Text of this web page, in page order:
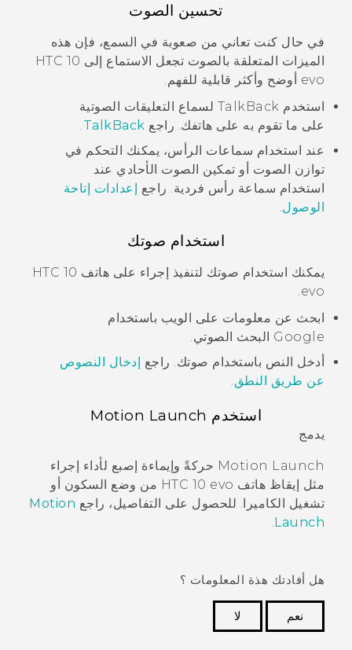
تحسين الصوت
في حال كنت تعاني من صعوبة في السمع، فإن هذه
الميزات المتعلقة بالصوت تجعل الاستماع إلى HTC 10
evo أوضح وأكثر قابلية للفهم.
استخدم TalkBack لسماع التعليقات الصوتية
على ما تقوم به على هاتفك. راجع TalkBack
عند استخدام سماعات الرأس، يمكنك التحكم في
توازن الصوت أو تمكين الصوت الأحادي عند
استخدام سماعة رأس فردية. راجع إعدادات إتاحة
الوصول
استخدام صوتك
يمكنك استخدام صوتك لتنفيذ إجراء على هاتف HTC 10
evo
.
ابحث عن معلومات على الويب باستخدام
Google البحث الصوتي.
أدخل النص باستخدام صوتك. راجع إدخال النصوص
عن طريق النطق.
استخدم Motion Launch
يدمج
Motion Launch حركةً وإيماءة إصبع لأداء إجراء
مثل إيقاظ هاتف HTC 10 evo من وضع السكون أو
تشغيل الكاميرا. للحصول على التفاصيل، راجع Motion
Launch
هل أفادتك هذة المعلومات ؟
نعم
لا